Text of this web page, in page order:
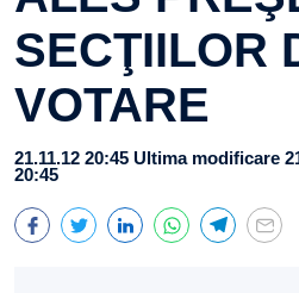
SECŢIILOR
VOTARE
21.11.12 20:45 Ultima modificare
20:45